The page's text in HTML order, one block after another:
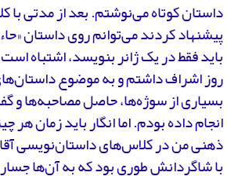
داستان کوتاه می‌نوشتم. بعد از مدتی
پیشنهاد کردند می‌توانم روی داستان
باید فقط در یک ژانر بنویسد، اشتباه
روز اشراف داشتم و به موضوع‌
بسیاری از سوژه‌ها، حاصل مصاحبه‌ها و
انجام داده بودم. اما انگار باید زمان
ذهنی من در کلاس‌های داستان‌نویسی
با شاگردانش طوری بود که به آن‌ها